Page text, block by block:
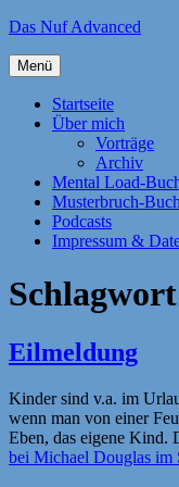
Zum
springen
Das Nuf Advanced
Menü
Startseite
Über mich
Vorträge
Archiv
Mental Load-
Musterbruch-Buch
Podcasts
Impressum &
Eilmeldung
Kinder sind v.a. im
wenn man von einer
Eben, das eigene Kind.
bei Michael Douglas im